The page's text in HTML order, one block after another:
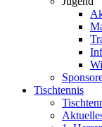
Tischtennis